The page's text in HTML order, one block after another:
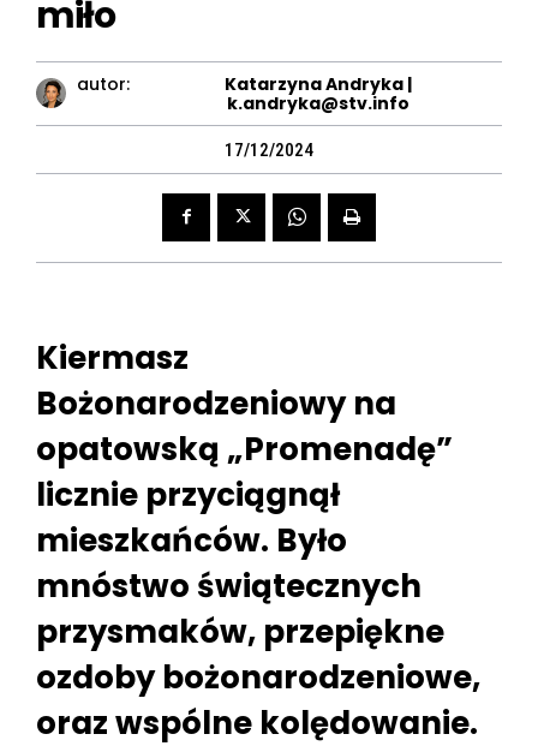
miło
autor:
Katarzyna Andryka |
k.andryka@stv.info
17/12/2024
Kiermasz
Bożonarodzeniowy na
opatowską „Promenadę”
licznie przyciągnął
mieszkańców. Było
mnóstwo świątecznych
przysmaków, przepiękne
ozdoby bożonarodzeniowe,
oraz wspólne kolędowanie.